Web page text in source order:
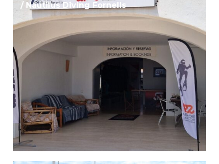
/ Nautilus Diving Fornells